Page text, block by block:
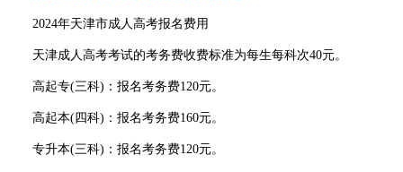
2024年天津市成人高考报名费用
天津成人高考考试的考务费收费标准为每生每科次40元。
高起专(三科)：报名考务费120元。
高起本(四科)：报名考务费160元。
专升本(三科)：报名考务费120元。